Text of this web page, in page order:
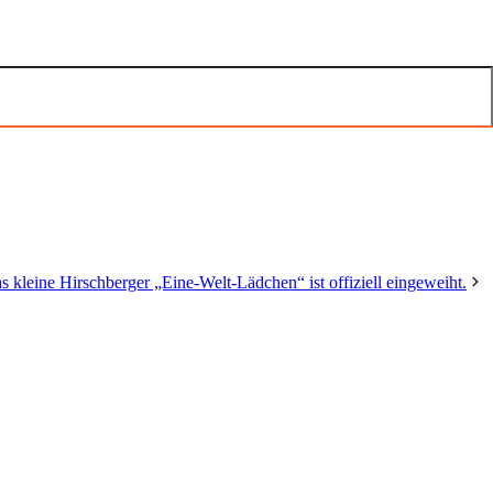
kleine Hirschberger „Eine-Welt-Lädchen“ ist offiziell eingeweiht.